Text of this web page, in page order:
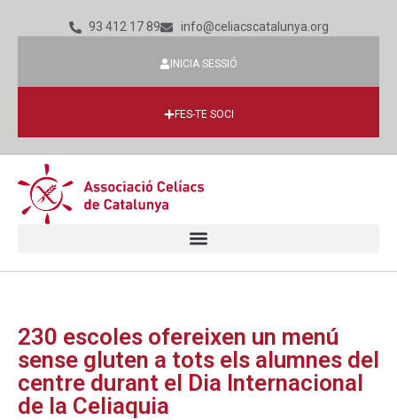
93 412 17 89 info@celiacscatalunya.org
INICIA SESSIÓ
FES-TE SOCI
230 escoles ofereixen un menú
sense gluten a tots els alumnes del
centre durant el Dia Internacional
de la Celiaquia